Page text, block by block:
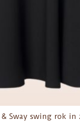
& Sway swing rok in